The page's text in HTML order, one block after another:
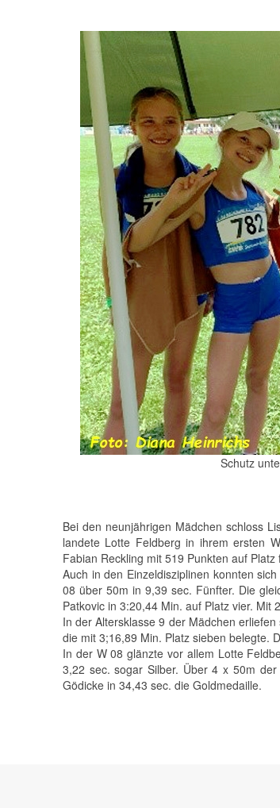
Schutz
Bei den neunjährigen Mädchen schloss
landete Lotte Feldberg in ihrem ersten
Fabian Reckling mit 519 Punkten auf Platz
Auch in den Einzeldisziplinen konnten
08 über 50m in 9,39 sec. Fünfter. Die
Patkovic in 3:20,44 Min. auf Platz vier. Mit
In der Altersklasse 9 der Mädchen
die mit 3;16,89 Min. Platz sieben belegte.
In der W 08 glänzte vor allem Lotte
3,22 sec. sogar Silber. Über 4 x 50m
Gödicke in 34,43 sec. die Goldmedaille.